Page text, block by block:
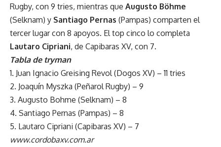
Rugby, con 9 tries, mientras que Augusto Böhme
(Selknam) y Santiago Pernas (Pampas) comparten el
tercer lugar con 8 apoyos. El top cinco lo completa
Lautaro Cipriani, de Capibaras XV, con 7.
Tabla de tryman
1. Juan Ignacio Greising Revol (Dogos XV) – 11 tries
2. Joaquín Myszka (Peñarol Rugby) – 9
3. Augusto Bohme (Selknam) – 8
4. Santiago Pernas (Pampas) – 8
5. Lautaro Cipriani (Capibaras XV) – 7
www.cordobaxv.com.ar